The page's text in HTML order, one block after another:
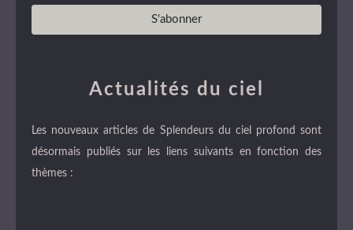
Actualités du ciel
Les nouveaux articles de Splendeurs du ciel profond sont
désormais publiés sur les liens suivants en fonction des
thèmes :